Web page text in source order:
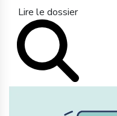
Lire le dossier